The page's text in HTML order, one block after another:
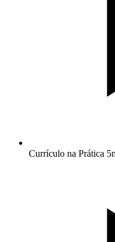
Currículo na Prática